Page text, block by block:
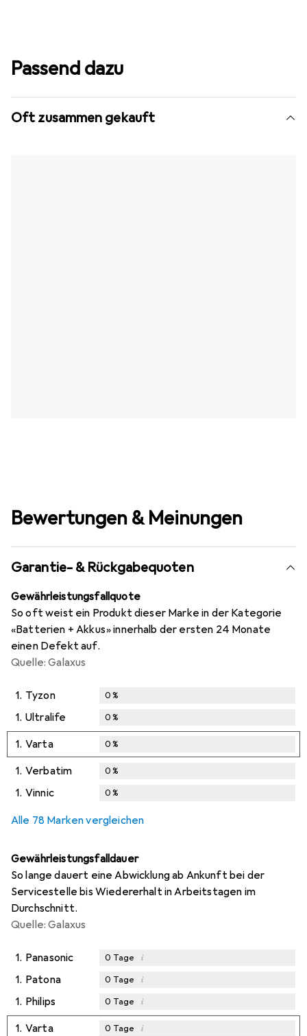
Passend dazu
Oft zusammen gekauft
Bewertungen & Meinungen
Garantie- & Rückgabequoten
Gewährleistungsfallquote
So oft weist ein Produkt dieser Marke in der Kategorie
«Batterien + Akkus» innerhalb der ersten 24 Monate
einen Defekt auf.
Quelle: Galaxus
1. Tyzon 0%
1. Ultralife 0%
1. Varta 0%
1. Verbatim 0%
1. Vinnic 0%
Alle 78 Marken vergleichen
Gewährleistungsfalldauer
So lange dauert eine Abwicklung ab Ankunft bei der
Servicestelle bis Wiedererhalt in Arbeitstagen im
Durchschnitt.
Quelle: Galaxus
1. Panasonic 0 Tage i
1. Patona 0 Tage i
1. Philips 0 Tage i
1. Varta 0 Tage i